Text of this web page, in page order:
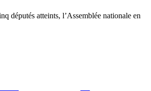
députés atteints, l’Assemblée nationale en